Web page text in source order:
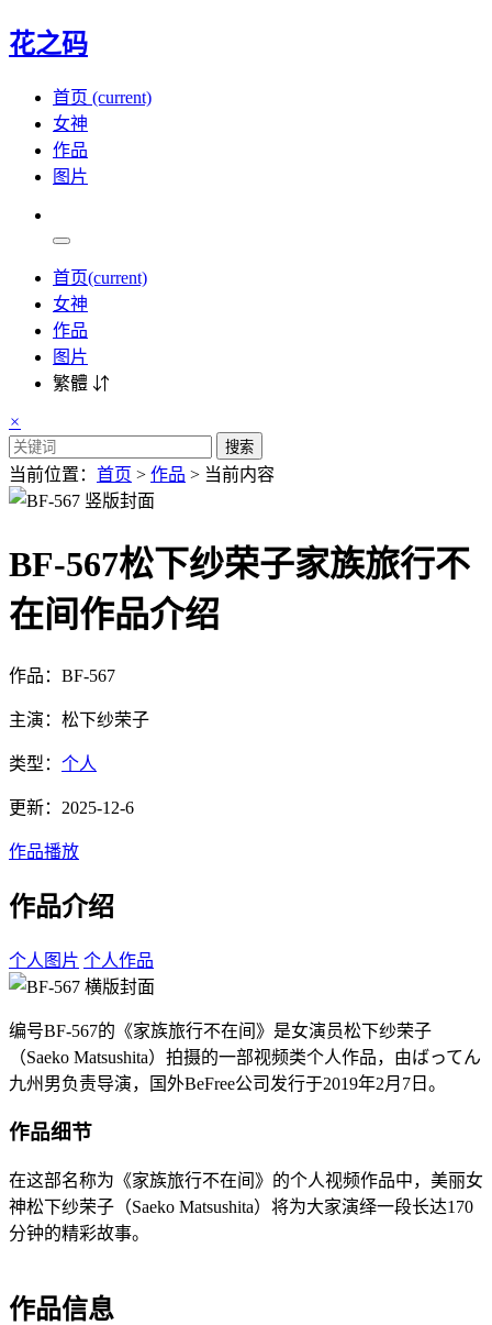
花之码
首页 (current)
女神
作品
图片
首页(current)
女神
作品
图片
繁體 ⇵
×
搜索
当前位置： 首页 > 作品 > 当前内容
BF-567松下纱荣子家族旅行不
在间作品介绍
作品：BF-567
主演：松下纱荣子
类型： 个人
更新：2025-12-6
作品播放
作品介绍
个人图片 个人作品
编号BF-567的《家族旅行不在间》是女演员松下纱荣子
（Saeko Matsushita）拍摄的一部视频类个人作品，由ばってん
九州男负责导演，国外BeFree公司发行于2019年2月7日。
作品细节
在这部名称为《家族旅行不在间》的个人视频作品中，美丽女
神松下纱荣子（Saeko Matsushita）将为大家演绎一段长达170
分钟的精彩故事。
作品信息